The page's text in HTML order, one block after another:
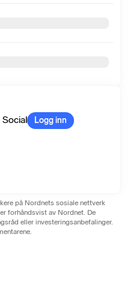
Logg inn
på Nordnets sosiale nettverk
forhåndsvist av Nordnet. De
eller investeringsanbefalinger.